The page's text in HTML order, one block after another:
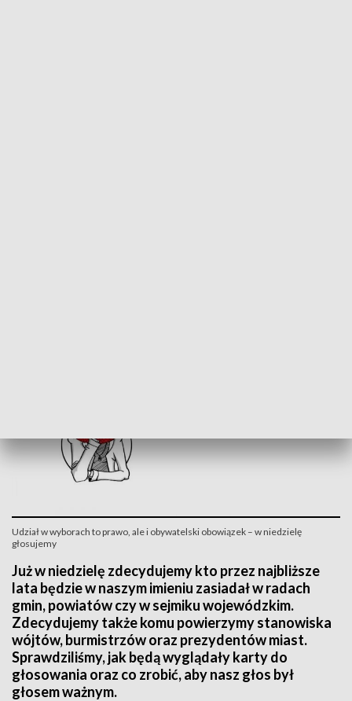
Udział w wyborach to prawo, ale i obywatelski obowiązek – w niedzielę
głosujemy
Już w niedzielę zdecydujemy kto przez najbliższe
lata będzie w naszym imieniu zasiadał w radach
gmin, powiatów czy w sejmiku wojewódzkim.
Zdecydujemy także komu powierzymy stanowiska
wójtów, burmistrzów oraz prezydentów miast.
Sprawdziliśmy, jak będą wyglądały karty do
głosowania oraz co zrobić, aby nasz głos był
głosem ważnym.